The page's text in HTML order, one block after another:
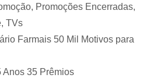
, Promoções Encerradas,
, TVs
Farmais 50 Mil Motivos para
Anos 35 Prêmios